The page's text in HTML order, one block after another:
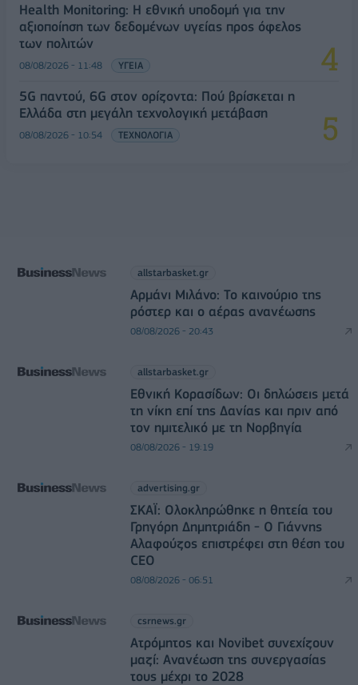
Health Monitoring: Η εθνική υποδομή για την
αξιοποίηση των δεδομένων υγείας προς όφελος
των πολιτών
08/08/2026 - 11:48 ΥΓΕΙΑ
5G παντού, 6G στον ορίζοντα: Πού βρίσκεται η
Ελλάδα στη μεγάλη τεχνολογική μετάβαση
08/08/2026 - 10:54 ΤΕΧΝΟΛΟΓΙΑ
allstarbasket.gr
Αρμάνι Μιλάνο: Το καινούριο της
ρόστερ και ο αέρας ανανέωσης
08/08/2026 - 20:43
allstarbasket.gr
Εθνική Κορασίδων: Οι δηλώσεις μετά
τη νίκη επί της Δανίας και πριν από
τον ημιτελικό με τη Νορβηγία
08/08/2026 - 19:19
advertising.gr
ΣΚΑΪ: Ολοκληρώθηκε η θητεία του
Γρηγόρη Δημητριάδη - Ο Γιάννης
Αλαφούζος επιστρέφει στη θέση του
CEO
08/08/2026 - 06:51
csrnews.gr
Ατρόμητος και Novibet συνεχίζουν
μαζί: Ανανέωση της συνεργασίας
τους μέχρι το 2028